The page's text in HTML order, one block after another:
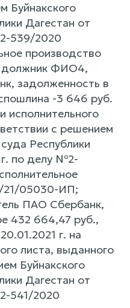
Буйнакского
Дагестан от
539/2020
производство
ФИО4,
задолженность в
-3 646 руб.
исполнительного
c решением
Республики
по делу №2-
21/05030-ИП;
ПАО Сбербанк,
432 664,47 руб.,
г. на
листа, выданного
Буйнакского
Дагестан от
541/2020